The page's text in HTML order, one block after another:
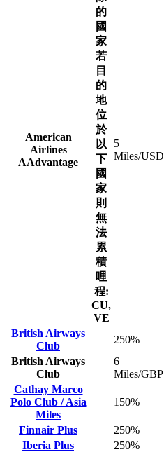
American
Airlines
AAdvantage
的
國
家
若
目
的
地
位
於
以
下
國
家
則
無
法
累
積
哩
程:
CU,
VE
5
Miles/USD
British Airways
Club
250%
British Airways
Club
6
Miles/GBP
Cathay Marco
Polo Club / Asia
Miles
150%
Finnair Plus 250%
Iberia Plus
250%